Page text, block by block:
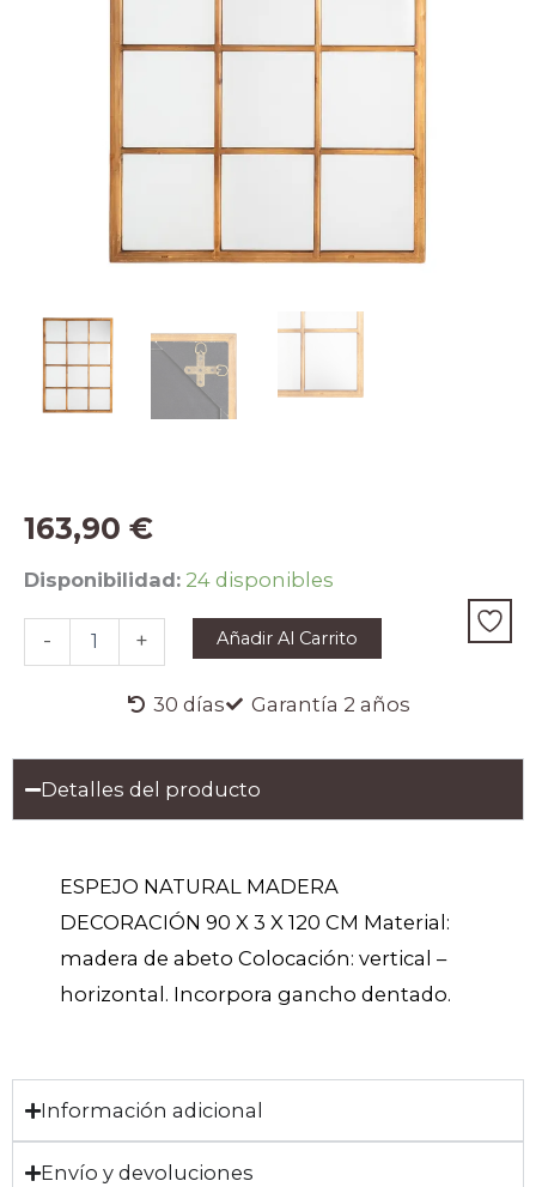
163,90 €
Disponibilidad: 24 disponibles
-
ESPEJO
NATURAL
MADERA
DECORACIÓN
90
120
CM
+ Añadir Al Carrito
30 días Garantía 2 años
Detalles del producto
ESPEJO NATURAL MADERA
DECORACIÓN 90 X 3 X 120 CM Material:
madera de abeto Colocación: vertical –
horizontal. Incorpora gancho dentado.
Información adicional
Envío y devoluciones